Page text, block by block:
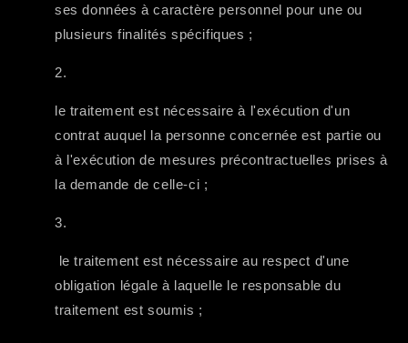
ses données à caractère personnel pour une ou
plusieurs finalités spécifiques ;
le traitement est nécessaire à l'exécution d'un
contrat auquel la personne concernée est partie ou
à l'exécution de mesures précontractuelles prises à
la demande de celle-ci ;
le traitement est nécessaire au respect d'une
obligation légale à laquelle le responsable du
traitement est soumis ;